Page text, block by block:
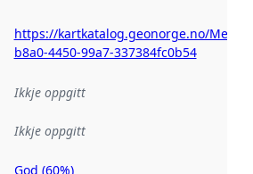
https://kartkatalog.geonorge.no/
b8a0-4450-99a7-337384fc0b54
Ikkje oppgitt
Ikkje oppgitt
God (60%)